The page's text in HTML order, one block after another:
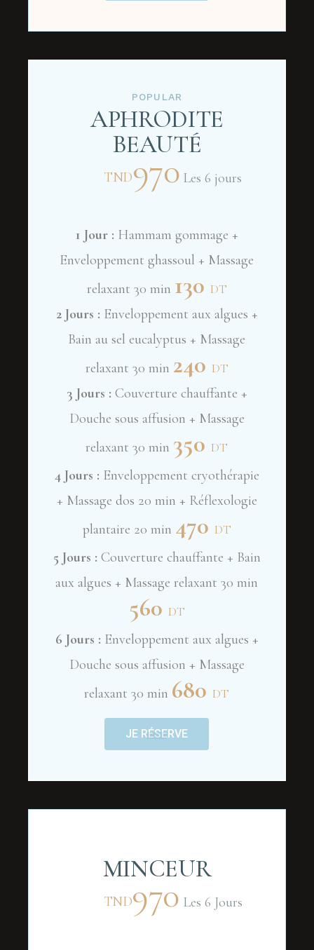
POPULAR
APHRODITE
BEAUTÉ
TND970 Les 6 jours
1 Jour : Hammam gommage +
Enveloppement ghassoul + Massage
relaxant 30 min 130 DT
2 Jours : Enveloppement aux algues +
Bain au sel eucalyptus + Massage
relaxant 30 min 240 DT
3 Jours : Couverture chauffante +
Douche sous affusion + Massage
relaxant 30 min 350DT
4 Jours : Enveloppement cryothérapie
+ Massage dos 20 min + Réflexologie
plantaire 20 min 470 DT
5 Jours : Couverture chauffante + Bain
aux algues + Massage relaxant 30 min
560 DT
6 Jours : Enveloppement aux algues +
Douche sous affusion + Massage
relaxant 30 min 680DT
JE RÉSERVE
MINCEUR
TND970 Les 6 Jours